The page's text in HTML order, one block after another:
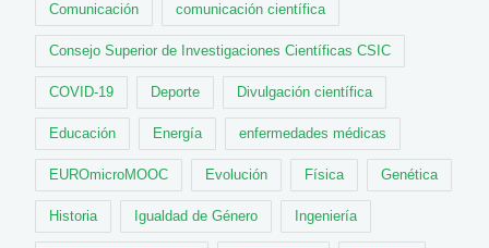
Comunicación comunicación científica
Consejo Superior de Investigaciones Científicas CSIC
COVID-19 Deporte Divulgación científica
Educación Energía enfermedades médicas
EUROmicroMOOC Evolución Física Genética
Historia Igualdad de Género Ingeniería